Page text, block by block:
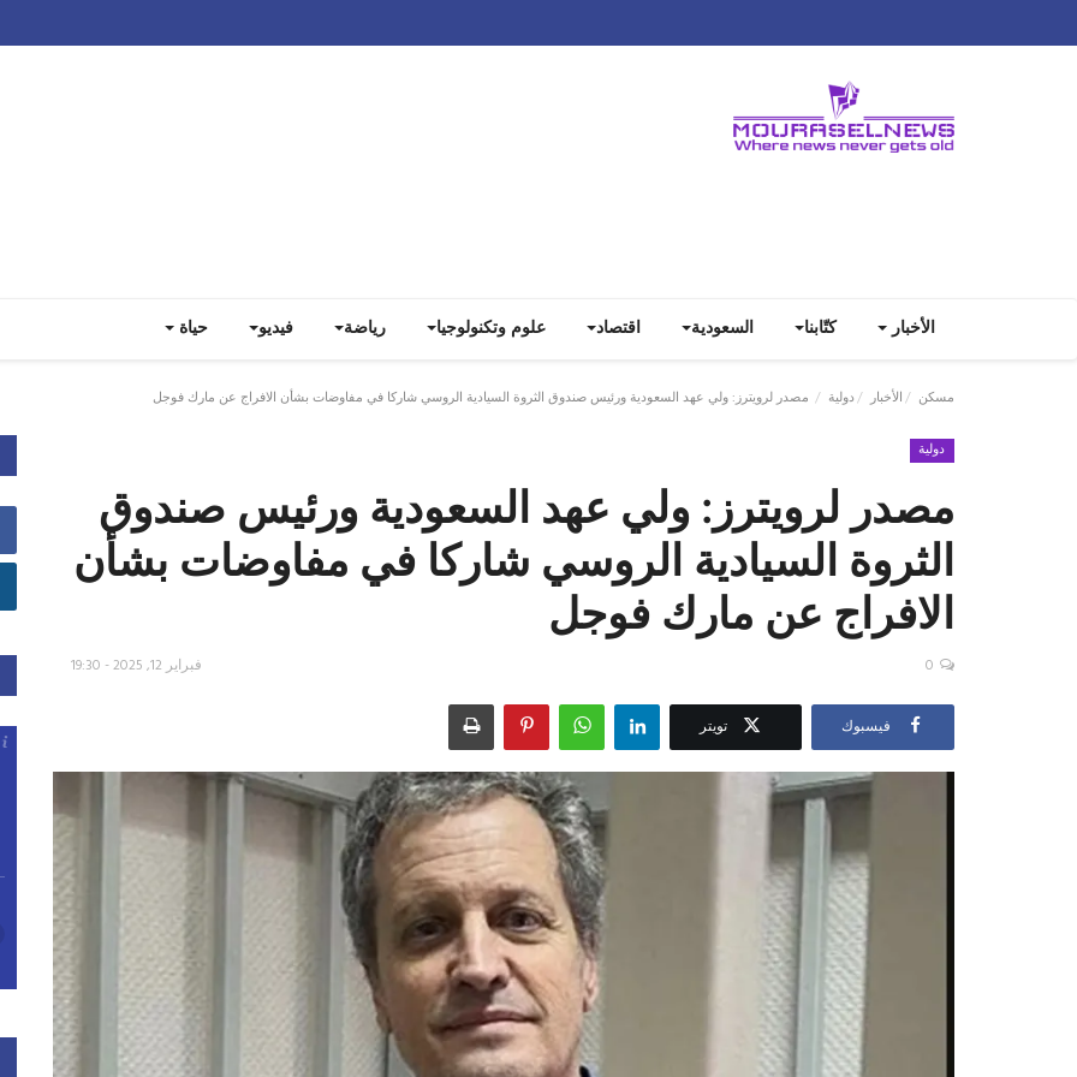
الأخبار كتّابنا السعودية اقتصاد علوم وتكنولوجيا رياضة فيديو حياة
مسكن الأخبار دولية مصدر لرويترز: ولي عهد السعودية ورئيس صندوق الثروة السيادية الروسي شاركا في مفاوضات بشأن الافراج عن مارك فوجل
دولية
مصدر لرويترز: ولي عهد السعودية ورئيس صندوق
الثروة السيادية الروسي شاركا في مفاوضات بشأن
الافراج عن مارك فوجل
فبراير 12, 2025 - 19:30 0
فيسبوك تويتر